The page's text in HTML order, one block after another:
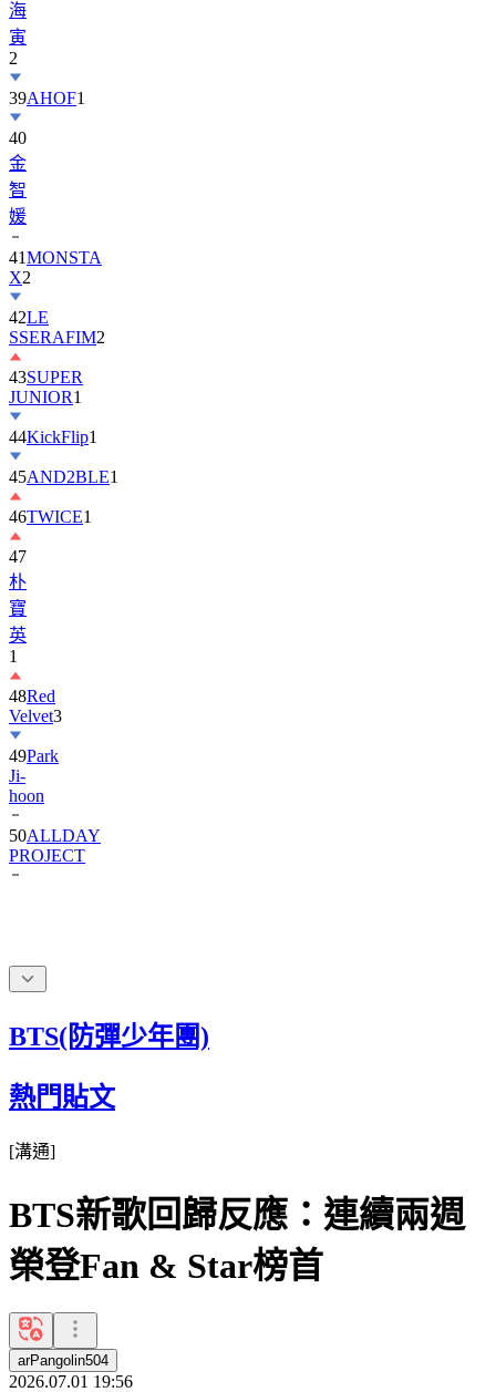
海
寅
2
39AHOF1
40
金
智
媛
41MONSTA
X2
42LE
SSERAFIM2
43SUPER
JUNIOR1
44KickFlip1
45AND2BLE1
46TWICE1
47
朴
寶
英
1
48Red
Velvet3
49Park
Ji-
hoon
50ALLDAY
PROJECT
BTS(防彈少年團)
熱門貼文
[溝通]
BTS新歌回歸反應：連續兩週
榮登Fan & Star榜首
arPangolin504
2026.07.01 19:56